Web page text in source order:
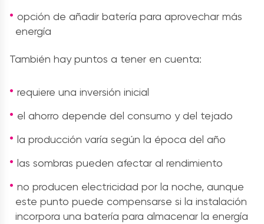
opción de añadir batería para aprovechar más
energía
También hay puntos a tener en cuenta:
requiere una inversión inicial
el ahorro depende del consumo y del tejado
la producción varía según la época del año
las sombras pueden afectar al rendimiento
no producen electricidad por la noche, aunque
este punto puede compensarse si la instalación
incorpora una batería para almacenar la energía